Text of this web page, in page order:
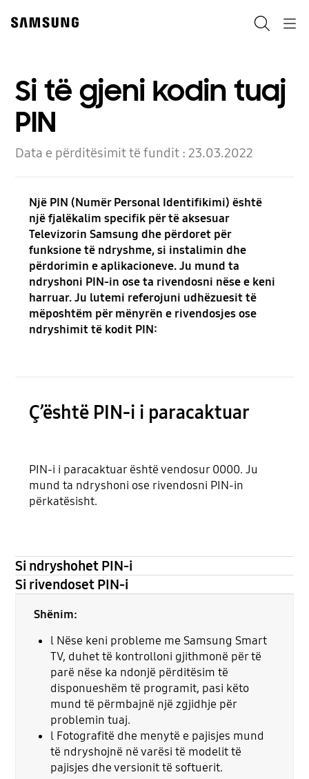
content
Si të gjeni kodin tuaj
PIN
Data e përditësimit të fundit :23.03.2022
Një PIN (Numër Personal Identifikimi) është
një fjalëkalim specifik për të aksesuar
Televizorin Samsung dhe përdoret për
funksione të ndryshme, si instalimin dhe
përdorimin e aplikacioneve. Ju mund ta
ndryshoni PIN-in ose ta rivendosni nëse e keni
harruar. Ju lutemi referojuni udhëzuesit të
mëposhtëm për mënyrën e rivendosjes ose
ndryshimit të kodit PIN:
Ç’është PIN-i i paracaktuar
PIN-i i paracaktuar është vendosur 0000. Ju
mund ta ndryshoni ose rivendosni PIN-in
përkatësisht.
Si ndryshohet PIN-i
Si rivendoset PIN-i
Shënim:
l Nëse keni probleme me Samsung Smart
TV, duhet të kontrolloni gjithmonë për të
parë nëse ka ndonjë përditësim të
disponueshëm të programit, pasi këto
mund të përmbajnë një zgjidhje për
problemin tuaj.
l Fotografitë dhe menytë e pajisjes mund
të ndryshojnë në varësi të modelit të
pajisjes dhe versionit të softuerit.